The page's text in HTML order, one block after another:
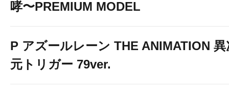
新大久保駅前店
渋谷駅前新館https://www.p-
yo/espace-shibuya-
哮〜PREMIUM MODEL
P アズールレーン THE ANIMATION 異
元トリガー 79ver.